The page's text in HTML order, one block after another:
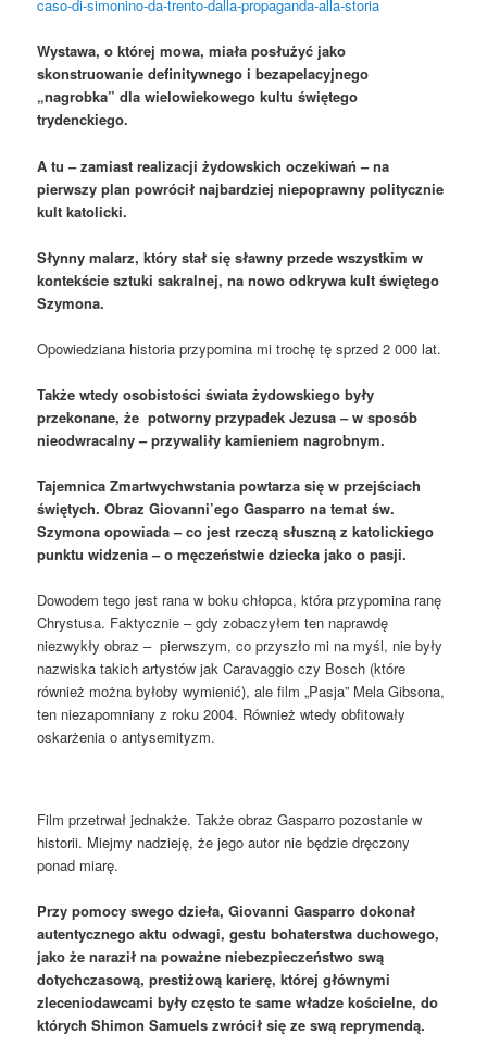
caso-di-simonino-da-trento-dalla-propaganda-alla-storia
Wystawa, o której mowa, miała posłużyć jako
skonstruowanie definitywnego i bezapelacyjnego
„nagrobka” dla wielowiekowego kultu świętego
trydenckiego.
A tu – zamiast realizacji żydowskich oczekiwań – na
pierwszy plan powrócił najbardziej niepoprawny politycznie
kult katolicki.
Słynny malarz, który stał się sławny przede wszystkim w
kontekście sztuki sakralnej, na nowo odkrywa kult świętego
Szymona.
Opowiedziana historia przypomina mi trochę tę sprzed 2 000 lat.
Także wtedy osobistości świata żydowskiego były
przekonane, że potworny przypadek Jezusa – w sposób
nieodwracalny – przywaliły kamieniem nagrobnym.
Tajemnica Zmartwychwstania powtarza się w przejściach
świętych. Obraz Giovanni’ego Gasparro na temat św.
Szymona opowiada – co jest rzeczą słuszną z katolickiego
punktu widzenia – o męczeństwie dziecka jako o pasji.
Dowodem tego jest rana w boku chłopca, która przypomina ranę
Chrystusa. Faktycznie – gdy zobaczyłem ten naprawdę
niezwykły obraz – pierwszym, co przyszło mi na myśl, nie były
nazwiska takich artystów jak Caravaggio czy Bosch (które
również można byłoby wymienić), ale film „Pasja” Mela Gibsona,
ten niezapomniany z roku 2004. Również wtedy obfitowały
oskarżenia o antysemityzm.
Film przetrwał jednakże. Także obraz Gasparro pozostanie w
historii. Miejmy nadzieję, że jego autor nie będzie dręczony
ponad miarę.
Przy pomocy swego dzieła, Giovanni Gasparro dokonał
autentycznego aktu odwagi, gestu bohaterstwa duchowego,
jako że naraził na poważne niebezpieczeństwo swą
dotychczasową, prestiżową karierę, której głównymi
zleceniodawcami były często te same władze kościelne, do
których Shimon Samuels zwrócił się ze swą reprymendą.